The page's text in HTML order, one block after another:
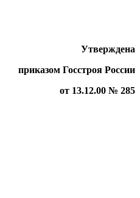
Утверждена
приказом Госстроя России
от 13.12.00 № 285